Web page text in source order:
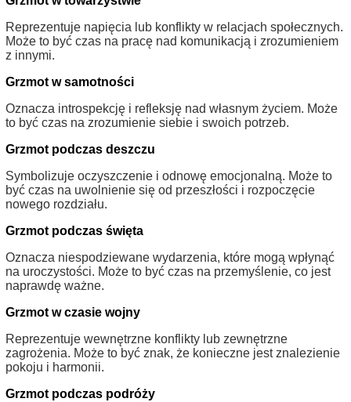
Reprezentuje napięcia lub konflikty w relacjach społecznych.
Może to być czas na pracę nad komunikacją i zrozumieniem
z innymi.
Grzmot w samotności
Oznacza introspekcję i refleksję nad własnym życiem. Może
to być czas na zrozumienie siebie i swoich potrzeb.
Grzmot podczas deszczu
Symbolizuje oczyszczenie i odnowę emocjonalną. Może to
być czas na uwolnienie się od przeszłości i rozpoczęcie
nowego rozdziału.
Grzmot podczas święta
Oznacza niespodziewane wydarzenia, które mogą wpłynąć
na uroczystości. Może to być czas na przemyślenie, co jest
naprawdę ważne.
Grzmot w czasie wojny
Reprezentuje wewnętrzne konflikty lub zewnętrzne
zagrożenia. Może to być znak, że konieczne jest znalezienie
pokoju i harmonii.
Grzmot podczas podróży